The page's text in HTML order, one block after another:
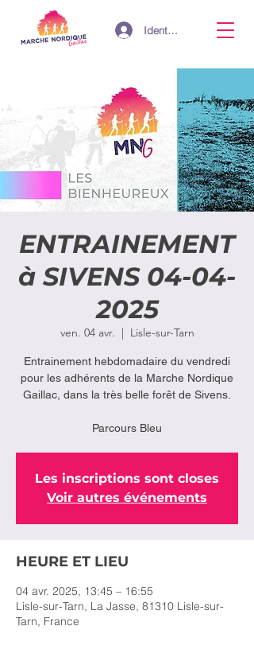
Identifiant
ENTRAINEMENT
à SIVENS 04-04-
2025
ven. 04 avr.
  |
Lisle-sur-Tarn
Entrainement hebdomadaire du vendredi
pour les adhérents de la Marche Nordique
Gaillac, dans la très belle forêt de Sivens.
Parcours Bleu
Les inscriptions sont closes
Voir autres événements
HEURE ET LIEU
04 avr. 2025, 13:45 – 16:55
Lisle-sur-Tarn, La Jasse, 81310 Lisle-sur-
Tarn, France